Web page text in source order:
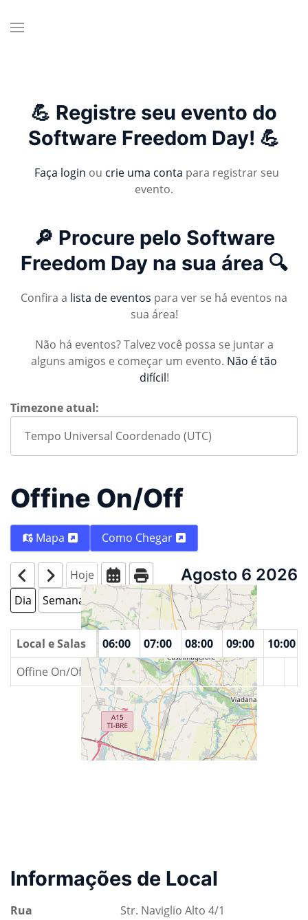
💪 Registre seu evento do
Software Freedom Day! 💪
Faça login ou crie uma conta para registrar seu
evento.
🔎 Procure pelo Software
Freedom Day na sua área 🔍
Confira a lista de eventos para ver se há eventos na
sua área!
Não há eventos? Talvez você possa se juntar a
alguns amigos e começar um evento. Não é tão
difícil!
Timezone atual:
Offine On/Off
Mapa Como Chegar
Hoje Agosto 6 2026
Dia Semana Mês Ano
Local e Salas
04:00 05:00 06:00 07:00 08:00 09:00
10:00
Offine On/Off
Informações de Local
Rua Str. Naviglio Alto 4/1